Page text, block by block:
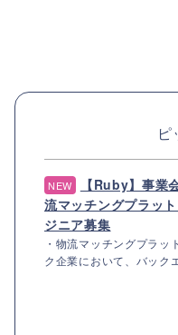
NEW
【Ruby】事業
流マッチングプラッ
ジニア募集
・物流マッチングプラッ
ク企業において、バック